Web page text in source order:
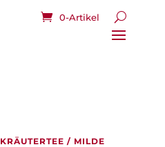
0-Artikel
KRÄUTERTEE / MILDE